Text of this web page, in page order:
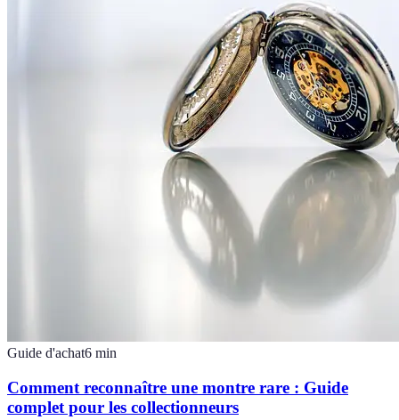
Guide d'achat6 min
Comment reconnaître une montre rare : Guide
complet pour les collectionneurs